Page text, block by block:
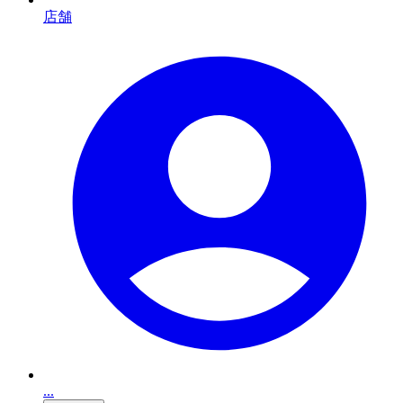
店舗
...